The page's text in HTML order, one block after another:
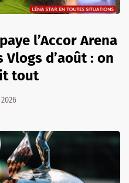
l’Accor Arena
d’août : on
tout